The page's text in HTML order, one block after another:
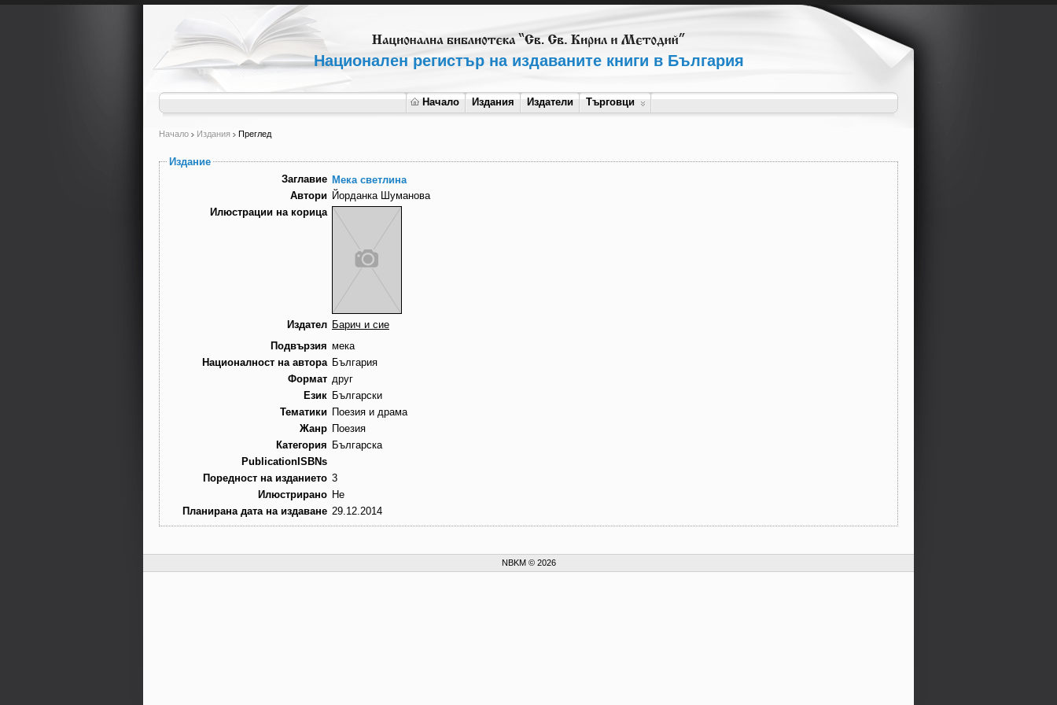
Национален регистър на издаваните книги в България
Начало Издания Издатели Търговци
Начало Издания Преглед
Издание
Заглавие Мека светлина
Автори Йорданка Шуманова
Илюстрации на корица
Издател Барич и сие
Подвързия мека
Националност на автора България
Формат друг
Език Български
Тематики Поезия и драма
Жанр Поезия
Категория Българска
PublicationISBNs
Поредност на изданието 3
Илюстрирано Не
Планирана дата на издаване 29.12.2014
NBKM © 2026